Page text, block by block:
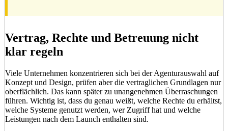
Vertrag, Rechte und Betreuung nicht
klar regeln
Viele Unternehmen konzentrieren sich bei der Agenturauswahl auf
Konzept und Design, prüfen aber die vertraglichen Grundlagen nur
oberflächlich. Das kann später zu unangenehmen Überraschungen
führen. Wichtig ist, dass du genau weißt, welche Rechte du erhältst,
welche Systeme genutzt werden, wer Zugriff hat und welche
Leistungen nach dem Launch enthalten sind.